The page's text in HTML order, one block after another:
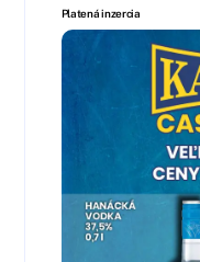
Platená inzercia